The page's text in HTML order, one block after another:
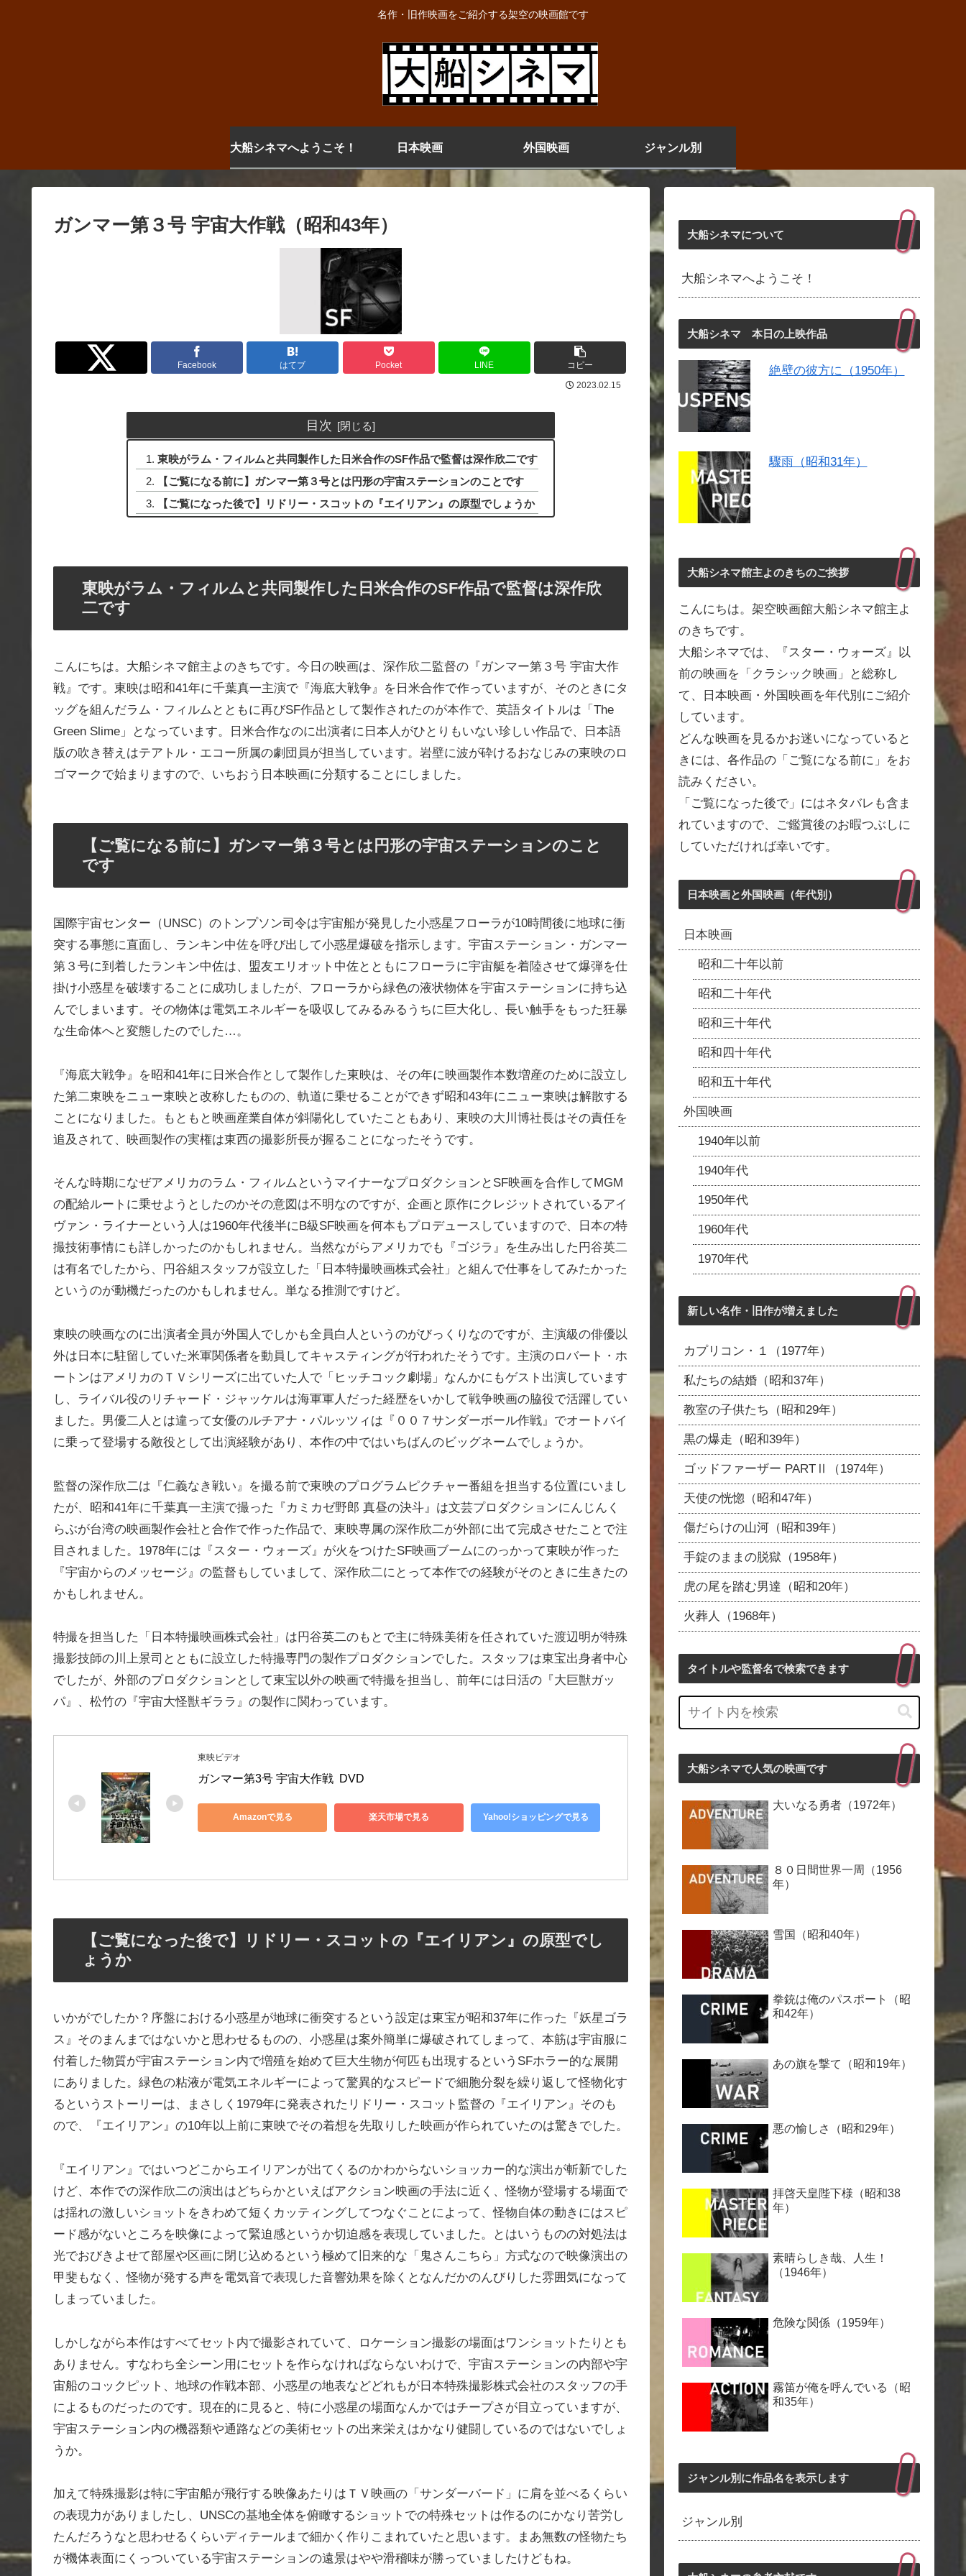
名作・旧作映画をご紹介する架空の映画館です
大船シネマへようこそ！ 日本映画 外国映画 ジャンル別
ガンマー第３号 宇宙大作戦（昭和43年）
Twitter
Facebook はてブ Pocket LINE
コピー
2023.02.15
目次
東映がラム・フィルムと共同製作した日米合作のSF作品で監督は深作欣二です
【ご覧になる前に】ガンマー第３号とは円形の宇宙ステーションのことです
【ご覧になった後で】リドリー・スコットの『エイリアン』の原型でしょうか
東映がラム・フィルムと共同製作した日米合作のSF作品で監督は深作欣
二です
こんにちは。大船シネマ館主よのきちです。今日の映画は、深作欣二監督の『ガンマー第３号 宇宙大作
戦』です。東映は昭和41年に千葉真一主演で『海底大戦争』を日米合作で作っていますが、そのときにタ
ッグを組んだラム・フィルムとともに再びSF作品として製作されたのが本作で、英語タイトルは「The
Green Slime」となっています。日米合作なのに出演者に日本人がひとりもいない珍しい作品で、日本語
版の吹き替えはテアトル・エコー所属の劇団員が担当しています。岩壁に波が砕けるおなじみの東映のロ
ゴマークで始まりますので、いちおう日本映画に分類することにしました。
【ご覧になる前に】ガンマー第３号とは円形の宇宙ステーションのこと
です
国際宇宙センター（UNSC）のトンプソン司令は宇宙船が発見した小惑星フローラが10時間後に地球に衝
突する事態に直面し、ランキン中佐を呼び出して小惑星爆破を指示します。宇宙ステーション・ガンマー
第３号に到着したランキン中佐は、盟友エリオット中佐とともにフローラに宇宙艇を着陸させて爆弾を仕
掛け小惑星を破壊することに成功しましたが、フローラから緑色の液状物体を宇宙ステーションに持ち込
んでしまいます。その物体は電気エネルギーを吸収してみるみるうちに巨大化し、長い触手をもった狂暴
な生命体へと変態したのでした…。
『海底大戦争』を昭和41年に日米合作として製作した東映は、その年に映画製作本数増産のために設立し
た第二東映をニュー東映と改称したものの、軌道に乗せることができず昭和43年にニュー東映は解散する
ことになりました。もともと映画産業自体が斜陽化していたこともあり、東映の大川博社長はその責任を
追及されて、映画製作の実権は東西の撮影所長が握ることになったそうです。
そんな時期になぜアメリカのラム・フィルムというマイナーなプロダクションとSF映画を合作してMGM
の配給ルートに乗せようとしたのかその意図は不明なのですが、企画と原作にクレジットされているアイ
ヴァン・ライナーという人は1960年代後半にB級SF映画を何本もプロデュースしていますので、日本の特
撮技術事情にも詳しかったのかもしれません。当然ながらアメリカでも『ゴジラ』を生み出した円谷英二
は有名でしたから、円谷組スタッフが設立した「日本特撮映画株式会社」と組んで仕事をしてみたかった
というのが動機だったのかもしれません。単なる推測ですけど。
東映の映画なのに出演者全員が外国人でしかも全員白人というのがびっくりなのですが、主演級の俳優以
外は日本に駐留していた米軍関係者を動員してキャスティングが行われたそうです。主演のロバート・ホ
ートンはアメリカのＴＶシリーズに出ていた人で「ヒッチコック劇場」なんかにもゲスト出演しています
し、ライバル役のリチャード・ジャッケルは海軍軍人だった経歴をいかして戦争映画の脇役で活躍してい
ました。男優二人とは違って女優のルチアナ・パルッツィは『００７サンダーボール作戦』でオートバイ
に乗って登場する敵役として出演経験があり、本作の中ではいちばんのビッグネームでしょうか。
監督の深作欣二は『仁義なき戦い』を撮る前で東映のプログラムピクチャー番組を担当する位置にいまし
たが、昭和41年に千葉真一主演で撮った『カミカゼ野郎 真昼の決斗』は文芸プロダクションにんじんく
らぶが台湾の映画製作会社と合作で作った作品で、東映専属の深作欣二が外部に出て完成させたことで注
目されました。1978年には『スター・ウォーズ』が火をつけたSF映画ブームにのっかって東映が作った
『宇宙からのメッセージ』の監督もしていまして、深作欣二にとって本作での経験がそのときに生きたの
かもしれません。
特撮を担当した「日本特撮映画株式会社」は円谷英二のもとで主に特殊美術を任されていた渡辺明が特殊
撮影技師の川上景司とともに設立した特撮専門の製作プロダクションでした。スタッフは東宝出身者中心
でしたが、外部のプロダクションとして東宝以外の映画で特撮を担当し、前年には日活の『大巨獣ガッ
パ』、松竹の『宇宙大怪獣ギララ』の製作に関わっています。
東映ビデオ
ガンマー第3号 宇宙大作戦  DVD
Amazonで見る 楽天市場で見る Yahoo!ショッピングで見る
【ご覧になった後で】リドリー・スコットの『エイリアン』の原型でし
ょうか
いかがでしたか？序盤における小惑星が地球に衝突するという設定は東宝が昭和37年に作った『妖星ゴラ
ス』そのまんまではないかと思わせるものの、小惑星は案外簡単に爆破されてしまって、本筋は宇宙服に
付着した物質が宇宙ステーション内で増殖を始めて巨大生物が何匹も出現するというSFホラー的な展開
にありました。緑色の粘液が電気エネルギーによって驚異的なスピードで細胞分裂を繰り返して怪物化す
るというストーリーは、まさしく1979年に発表されたリドリー・スコット監督の『エイリアン』そのも
ので、『エイリアン』の10年以上前に東映でその着想を先取りした映画が作られていたのは驚きでした。
『エイリアン』ではいつどこからエイリアンが出てくるのかわからないショッカー的な演出が斬新でした
けど、本作での深作欣二の演出はどちらかといえばアクション映画の手法に近く、怪物が登場する場面で
は揺れの激しいショットをきわめて短くカッティングしてつなぐことによって、怪物自体の動きにはスピ
ード感がないところを映像によって緊迫感というか切迫感を表現していました。とはいうものの対処法は
光でおびきよせて部屋や区画に閉じ込めるという極めて旧来的な「鬼さんこちら」方式なので映像演出の
甲斐もなく、怪物が発する声を電気音で表現した音響効果を除くとなんだかのんびりした雰囲気になって
しまっていました。
しかしながら本作はすべてセット内で撮影されていて、ロケーション撮影の場面はワンショットたりとも
ありません。すなわち全シーン用にセットを作らなければならないわけで、宇宙ステーションの内部や宇
宙船のコックピット、地球の作戦本部、小惑星の地表などどれもが日本特殊撮影株式会社のスタッフの手
によるものだったのです。現在的に見ると、特に小惑星の場面なんかではチープさが目立っていますが、
宇宙ステーション内の機器類や通路などの美術セットの出来栄えはかなり健闘しているのではないでしょ
うか。
加えて特殊撮影は特に宇宙船が飛行する映像あたりはＴＶ映画の「サンダーバード」に肩を並べるくらい
の表現力がありましたし、UNSCの基地全体を俯瞰するショットでの特殊セットは作るのにかなり苦労し
たんだろうなと思わせるくらいディテールまで細かく作りこまれていたと思います。まあ無数の怪物たち
が機体表面にくっついている宇宙ステーションの遠景はやや滑稽味が勝っていましたけどもね。
大船シネマについて
大船シネマへようこそ！
大船シネマ 本日の上映作品
絶壁の彼方に（1950年）
驟雨（昭和31年）
大船シネマ館主よのきちのご挨拶
こんにちは。架空映画館大船シネマ館主よ
のきちです。
大船シネマでは、『スター・ウォーズ』以
前の映画を「クラシック映画」と総称し
て、日本映画・外国映画を年代別にご紹介
しています。
どんな映画を見るかお迷いになっていると
きには、各作品の「ご覧になる前に」をお
読みください。
「ご覧になった後で」にはネタバレも含ま
れていますので、ご鑑賞後のお暇つぶしに
していただければ幸いです。
日本映画と外国映画（年代別）
日本映画
昭和二十年以前
昭和二十年代
昭和三十年代
昭和四十年代
昭和五十年代
外国映画
1940年以前
1940年代
1950年代
1960年代
1970年代
新しい名作・旧作が増えました
カプリコン・１（1977年）
私たちの結婚（昭和37年）
教室の子供たち（昭和29年）
黒の爆走（昭和39年）
ゴッドファーザー PARTⅡ（1974年）
天使の恍惚（昭和47年）
傷だらけの山河（昭和39年）
手錠のままの脱獄（1958年）
虎の尾を踏む男達（昭和20年）
火葬人（1968年）
タイトルや監督名で検索できます
大船シネマで人気の映画です
大いなる勇者（1972年）
８０日間世界一周（1956
年）
雪国（昭和40年）
拳銃は俺のパスポート（昭
和42年）
あの旗を撃て（昭和19年）
悪の愉しさ（昭和29年）
拝啓天皇陛下様（昭和38
年）
素晴らしき哉、人生！
（1946年）
危険な関係（1959年）
霧笛が俺を呼んでいる（昭
和35年）
ジャンル別に作品名を表示します
ジャンル別